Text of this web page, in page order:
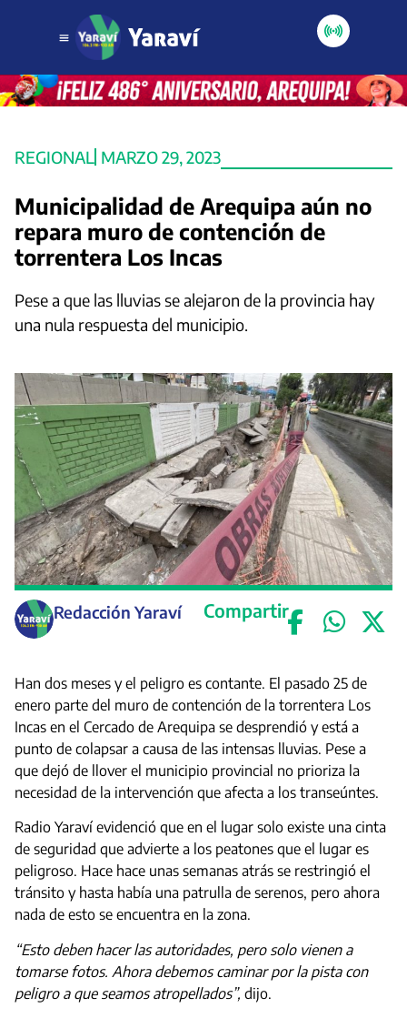
REGIONAL MARZO 29, 2023
Municipalidad de Arequipa aún no
repara muro de contención de
torrentera Los Incas
Pese a que las lluvias se alejaron de la provincia hay
una nula respuesta del municipio.
Redacción Yaraví Compartir
Han dos meses y el peligro es contante. El pasado 25 de
enero parte del muro de contención de la torrentera Los
Incas en el Cercado de Arequipa se desprendió y está a
punto de colapsar a causa de las intensas lluvias. Pese a
que dejó de llover el municipio provincial no prioriza la
necesidad de la intervención que afecta a los transeúntes.
Radio Yaraví evidenció que en el lugar solo existe una cinta
de seguridad que advierte a los peatones que el lugar es
peligroso. Hace hace unas semanas atrás se restringió el
tránsito y hasta había una patrulla de serenos, pero ahora
nada de esto se encuentra en la zona.
“Esto deben hacer las autoridades, pero solo vienen a
tomarse fotos. Ahora debemos caminar por la pista con
peligro a que seamos atropellados”, dijo.